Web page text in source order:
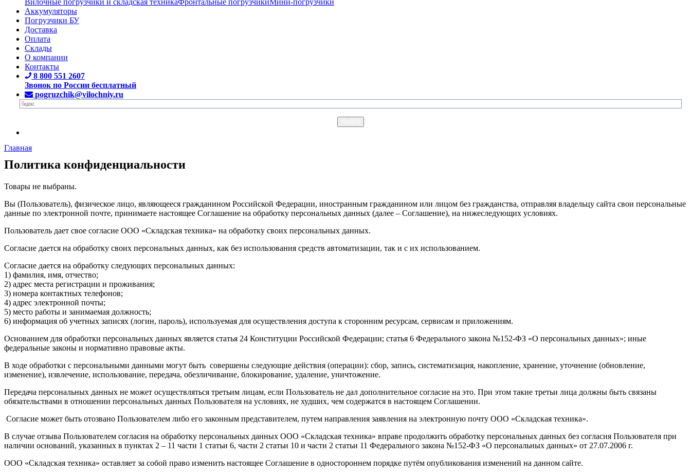
Аккумуляторы
Погрузчики БУ
Доставка
Оплата
Склады
О компании
Контакты
8 800 551 2607
Звонок по России бесплатный
pogruzchik@vilochniy.ru
Главная
Политика конфиденциальности
Товары не выбраны.
Вы (Пользователь), физическое лицо, являющееся гражданином Российской Федерации, иностранным гражданином или лицом без гражданства, отправляя владельцу сайта свои персональные
данные по электронной почте, принимаете настоящее Соглашение на обработку персональных данных (далее – Соглашение), на нижеследующих условиях.
Пользователь дает свое согласие ООО «Складская техника» на обработку своих персональных данных.
Согласие дается на обработку своих персональных данных, как без использования средств автоматизации, так и с их использованием.
Согласие дается на обработку следующих персональных данных:
1) фамилия, имя, отчество;
2) адрес места регистрации и проживания;
3) номера контактных телефонов;
4) адрес электронной почты;
5) место работы и занимаемая должность;
6) информация об учетных записях (логин, пароль), используемая для осуществления доступа к сторонним ресурсам, сервисам и приложениям.
Основанием для обработки персональных данных является статья 24 Конституции Российской Федерации; статья 6 Федерального закона №152-ФЗ «О персональных данных»; иные
федеральные законы и нормативно правовые акты.
В ходе обработки с персональными данными могут быть совершены следующие действия (операции): сбор, запись, систематизация, накопление, хранение, уточнение (обновление,
изменение), извлечение, использование, передача, обезличивание, блокирование, удаление, уничтожение.
Передача персональных данных не может осуществляться третьим лицам, если Пользователь не дал дополнительное согласие на это. При этом такие третьи лица должны быть связаны
обязательствами в отношении персональных данных Пользователя на условиях, не худших, чем содержатся в настоящем Соглашении.
Согласие может быть отозвано Пользователем либо его законным представителем, путем направления заявления на электронную почту ООО «Складская техника».
В случае отзыва Пользователем согласия на обработку персональных данных ООО «Складская техника» вправе продолжить обработку персональных данных без согласия Пользователя при
наличии оснований, указанных в пунктах 2 – 11 части 1 статьи 6, части 2 статьи 10 и части 2 статьи 11 Федерального закона №152-ФЗ «О персональных данных» от 27.07.2006 г.
ООО «Складская техника» оставляет за собой право изменить настоящее Соглашение в одностороннем порядке путём опубликования изменений на данном сайте.